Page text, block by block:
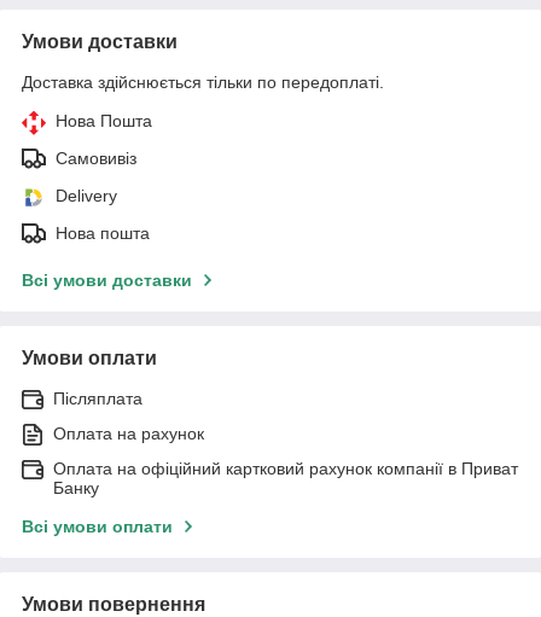
Умови доставки
Доставка здійснюється тільки по передоплаті.
Нова Пошта
Самовивіз
Delivery
Нова пошта
Всі умови доставки
Умови оплати
Післяплата
Оплата на рахунок
Оплата на офіційний картковий рахунок компанії в Приват
Банку
Всі умови оплати
Умови повернення